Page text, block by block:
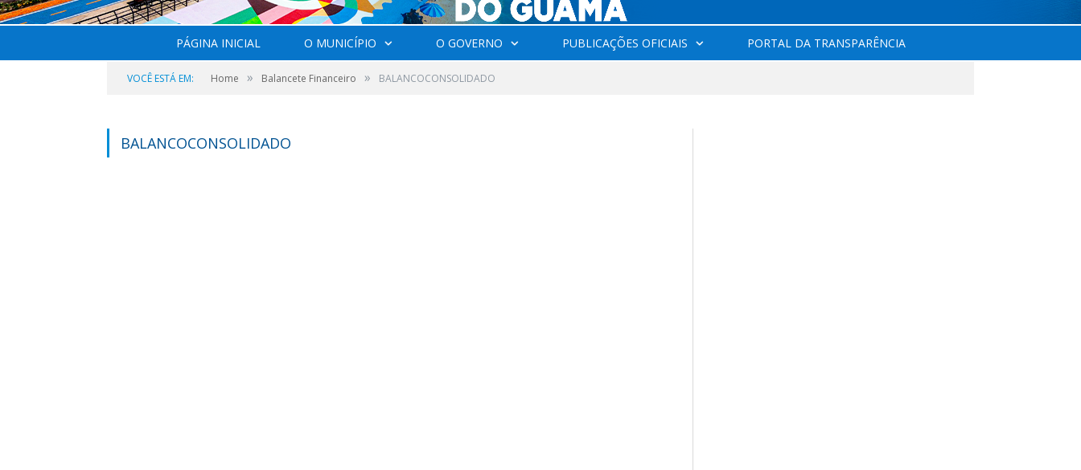
PÁGINA INICIAL O MUNICÍPIO O GOVERNO PUBLICAÇÕES OFICIAIS PORTAL DA TRANSPARÊNCIA
VOCÊ ESTÁ EM: Home » Balancete Financeiro » BALANCOCONSOLIDADO
BALANCOCONSOLIDADO